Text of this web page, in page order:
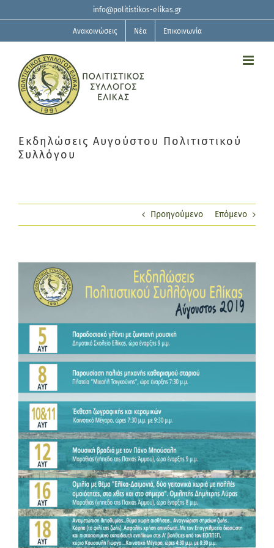
στο
info@politistikos-elikas.gr
Ανακοινώσεις Νέα Επικοινωνία
Εκδηλώσεις Αυγούστου Πολιτιστικού
Συλλόγου
Προηγούμενο Επόμενο
Προβολή
μεγαλύτερης
εικόνας